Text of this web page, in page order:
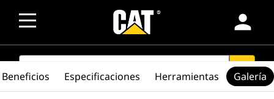
person
SEARCH search
Beneficios Especificaciones Herramientas Galería